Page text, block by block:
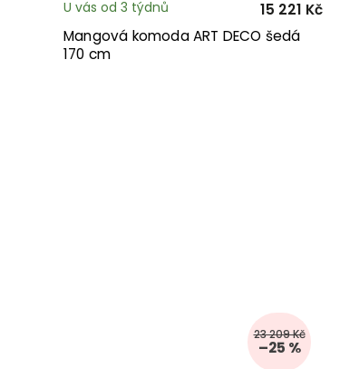
Mangová komoda ART DECO šedá
170 cm
U vás od 3 týdnů 15 221 Kč
23 209 Kč
–25 %